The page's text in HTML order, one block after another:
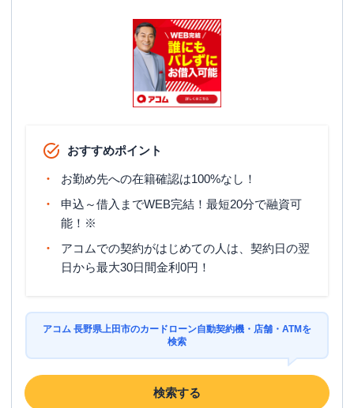
おすすめポイント
お勤め先への在籍確認は100%なし！
申込～借入までWEB完結！最短20分で融資可
能！※
アコムでの契約がはじめての人は、契約日の翌
日から最大30日間金利0円！
アコム 長野県上田市のカードローン自動契約機・店舗・ATMを
検索
検索する